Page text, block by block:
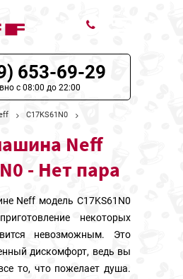
653-69-29
с 08:00 до 22:00
C17KS61N0
Neff
- Нет пара
Neff модель C17KS61N0
некоторых
невозможным. Это
дискомфорт, ведь вы
то, что пожелает душа.